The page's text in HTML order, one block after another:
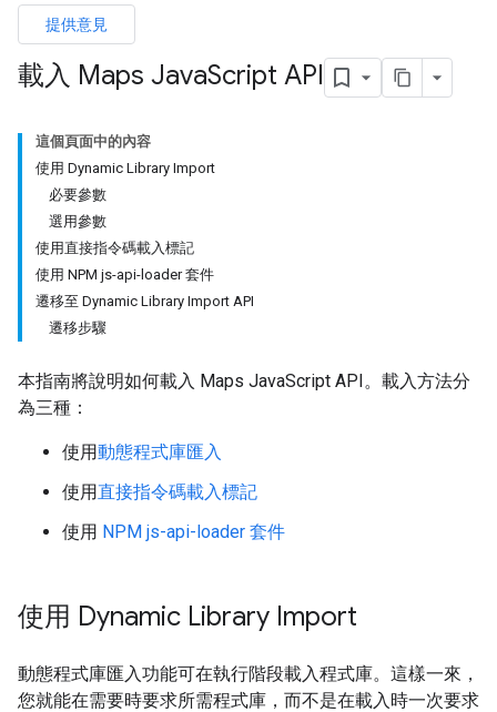
提供意見
載入 Maps JavaScript API
這個頁面中的內容
使用 Dynamic Library Import
必要參數
選用參數
使用直接指令碼載入標記
使用 NPM js-api-loader 套件
遷移至 Dynamic Library Import API
遷移步驟
本指南將說明如何載入 Maps JavaScript API。載入方法分
為三種：
使用動態程式庫匯入
使用直接指令碼載入標記
使用 NPM js-api-loader 套件
使用 Dynamic Library Import
動態程式庫匯入功能可在執行階段載入程式庫。這樣一來，
您就能在需要時要求所需程式庫，而不是在載入時一次要求